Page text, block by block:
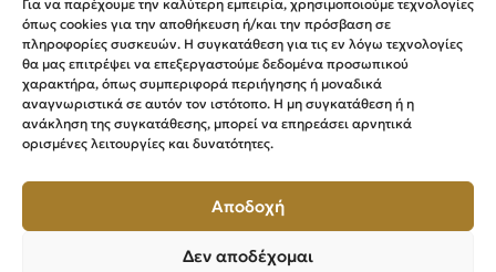
Για να παρέχουμε την καλύτερη εμπειρία, χρησιμοποιούμε τεχνολογίες
όπως cookies για την αποθήκευση ή/και την πρόσβαση σε
πληροφορίες συσκευών. Η συγκατάθεση για τις εν λόγω τεχνολογίες
θα μας επιτρέψει να επεξεργαστούμε δεδομένα προσωπικού
χαρακτήρα, όπως συμπεριφορά περιήγησης ή μοναδικά
αναγνωριστικά σε αυτόν τον ιστότοπο. Η μη συγκατάθεση ή η
ανάκληση της συγκατάθεσης, μπορεί να επηρεάσει αρνητικά
ορισμένες λειτουργίες και δυνατότητες.
Αποδοχή
Δεν αποδέχομαι
ενημερώνεστε πρώτοι για όλα τα νέα μας!
Εγγραφή